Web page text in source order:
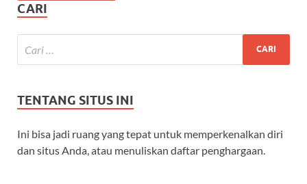
CARI
TENTANG SITUS INI
Ini bisa jadi ruang yang tepat untuk memperkenalkan diri
dan situs Anda, atau menuliskan daftar penghargaan.